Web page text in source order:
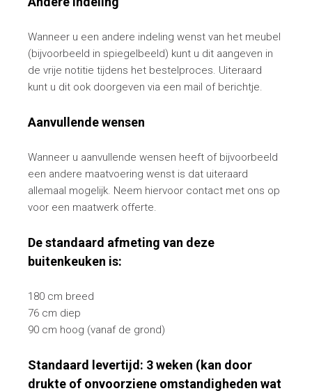
Wanneer u een andere indeling wenst van het meubel
(bijvoorbeeld in spiegelbeeld) kunt u dit aangeven in
de vrije notitie tijdens het bestelproces. Uiteraard
kunt u dit ook doorgeven via een mail of berichtje.
Aanvullende wensen
Wanneer u aanvullende wensen heeft of bijvoorbeeld
een andere maatvoering wenst is dat uiteraard
allemaal mogelijk. Neem hiervoor contact met ons op
voor een maatwerk offerte.
De standaard afmeting van deze
buitenkeuken is:
180 cm breed
76 cm diep
90 cm hoog (vanaf de grond)
Standaard levertijd: 3 weken (kan door
drukte of onvoorziene omstandigheden wat